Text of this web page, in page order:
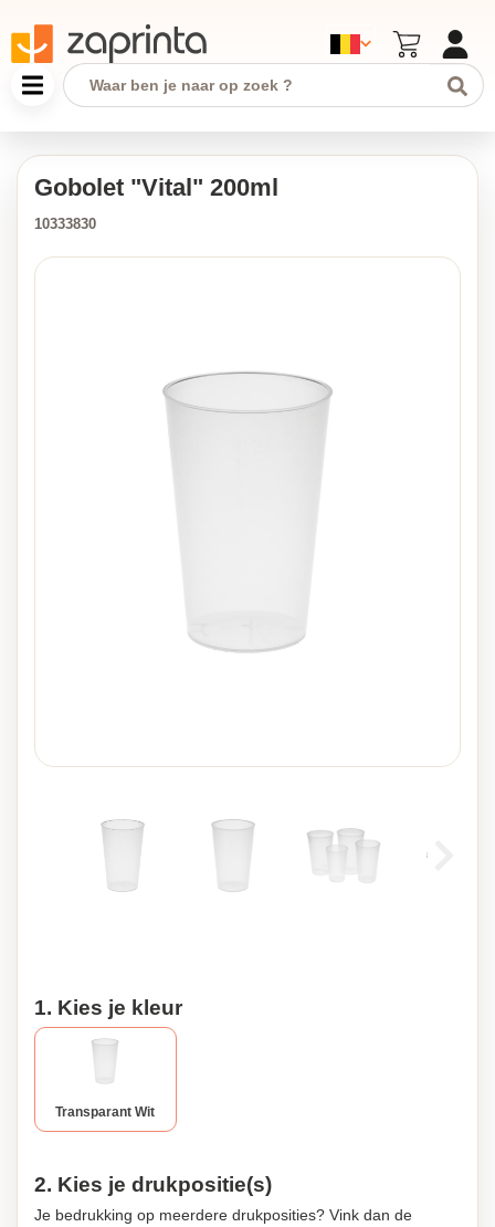
Gobolet "Vital" 200ml
10333830
1. Kies je kleur
Transparant Wit
2. Kies je drukpositie(s)
Je bedrukking op meerdere drukposities? Vink dan de